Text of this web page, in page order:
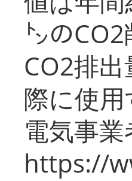
㌧の
CO2排
際に使
電気事
https://